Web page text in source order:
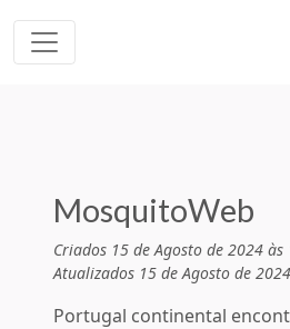
MosquitoWeb
Criados 15 de Agosto de 2024 às
Atualizados 15 de Agosto de
Portugal continental